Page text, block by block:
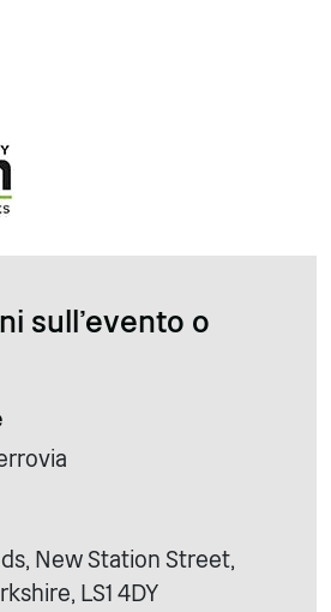
sull'evento o
New Station Street,
LS1 4DY